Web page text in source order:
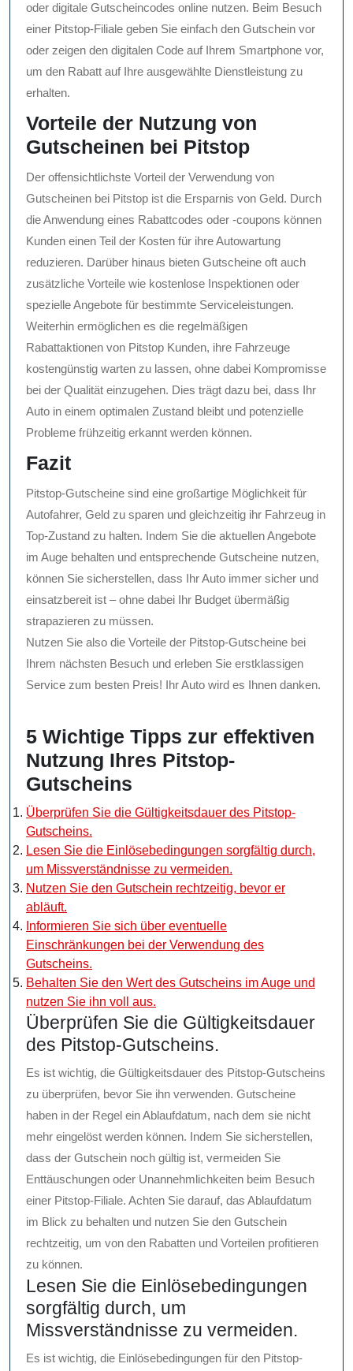
oder digitale Gutscheincodes online nutzen. Beim Besuch
einer Pitstop-Filiale geben Sie einfach den Gutschein vor
oder zeigen den digitalen Code auf Ihrem Smartphone vor,
um den Rabatt auf Ihre ausgewählte Dienstleistung zu
erhalten.
Vorteile der Nutzung von
Gutscheinen bei Pitstop
Der offensichtlichste Vorteil der Verwendung von
Gutscheinen bei Pitstop ist die Ersparnis von Geld. Durch
die Anwendung eines Rabattcodes oder -coupons können
Kunden einen Teil der Kosten für ihre Autowartung
reduzieren. Darüber hinaus bieten Gutscheine oft auch
zusätzliche Vorteile wie kostenlose Inspektionen oder
spezielle Angebote für bestimmte Serviceleistungen.
Weiterhin ermöglichen es die regelmäßigen
Rabattaktionen von Pitstop Kunden, ihre Fahrzeuge
kostengünstig warten zu lassen, ohne dabei Kompromisse
bei der Qualität einzugehen. Dies trägt dazu bei, dass Ihr
Auto in einem optimalen Zustand bleibt und potenzielle
Probleme frühzeitig erkannt werden können.
Fazit
Pitstop-Gutscheine sind eine großartige Möglichkeit für
Autofahrer, Geld zu sparen und gleichzeitig ihr Fahrzeug in
Top-Zustand zu halten. Indem Sie die aktuellen Angebote
im Auge behalten und entsprechende Gutscheine nutzen,
können Sie sicherstellen, dass Ihr Auto immer sicher und
einsatzbereit ist – ohne dabei Ihr Budget übermäßig
strapazieren zu müssen.
Nutzen Sie also die Vorteile der Pitstop-Gutscheine bei
Ihrem nächsten Besuch und erleben Sie erstklassigen
Service zum besten Preis! Ihr Auto wird es Ihnen danken.
5 Wichtige Tipps zur effektiven
Nutzung Ihres Pitstop-
Gutscheins
Überprüfen Sie die Gültigkeitsdauer des Pitstop-
Gutscheins.
Lesen Sie die Einlösebedingungen sorgfältig durch,
um Missverständnisse zu vermeiden.
Nutzen Sie den Gutschein rechtzeitig, bevor er
abläuft.
Informieren Sie sich über eventuelle
Einschränkungen bei der Verwendung des
Gutscheins.
Behalten Sie den Wert des Gutscheins im Auge und
nutzen Sie ihn voll aus.
Überprüfen Sie die Gültigkeitsdauer
des Pitstop-Gutscheins.
Es ist wichtig, die Gültigkeitsdauer des Pitstop-Gutscheins
zu überprüfen, bevor Sie ihn verwenden. Gutscheine
haben in der Regel ein Ablaufdatum, nach dem sie nicht
mehr eingelöst werden können. Indem Sie sicherstellen,
dass der Gutschein noch gültig ist, vermeiden Sie
Enttäuschungen oder Unannehmlichkeiten beim Besuch
einer Pitstop-Filiale. Achten Sie darauf, das Ablaufdatum
im Blick zu behalten und nutzen Sie den Gutschein
rechtzeitig, um von den Rabatten und Vorteilen profitieren
zu können.
Lesen Sie die Einlösebedingungen
sorgfältig durch, um
Missverständnisse zu vermeiden.
Es ist wichtig, die Einlösebedingungen für den Pitstop-